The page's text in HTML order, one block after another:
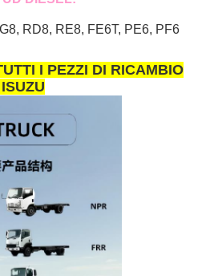
RD8, RE8, FE6T, PE6, PF6
I PEZZI DI RICAMBIO